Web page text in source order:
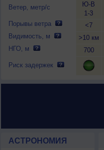
Ветер, метр/с
Порывы ветра
Видимость, м
НГО, м
Риск задержек
Ю-В
1-3
<7
>10 км
700
АСТРОНОМИЯ